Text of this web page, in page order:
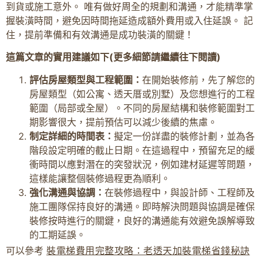
到貨或施工意外。 唯有做好周全的規劃和溝通，才能精準掌
握裝潢時間，避免因時間拖延造成額外費用或入住延誤。 記
住，提前準備和有效溝通是成功裝潢的關鍵！
這篇文章的實用建議如下(更多細節請繼續往下閱讀)
評估房屋類型與工程範圍： 在開始裝修前，先了解您的
房屋類型（如公寓、透天厝或別墅）及您想進行的工程
範圍（局部或全屋）。不同的房屋結構和裝修範圍對工
期影響很大，提前預估可以減少後續的焦慮。
制定詳細的時間表： 擬定一份詳盡的裝修計劃，並為各
階段設定明確的截止日期。在這過程中，預留充足的緩
衝時間以應對潛在的突發狀況，例如建材延遲等問題，
這樣能讓整個裝修過程更為順利。
強化溝通與協調： 在裝修過程中，與設計師、工程師及
施工團隊保持良好的溝通。即時解決問題與協調是確保
裝修按時進行的關鍵，良好的溝通能有效避免誤解導致
的工期延誤。
可以參考 裝電梯費用完整攻略：老透天加裝電梯省錢秘訣